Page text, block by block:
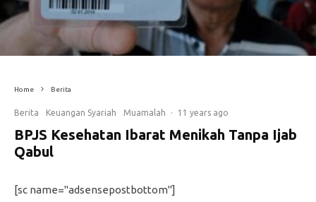
Home Berita
Berita Keuangan Syariah Muamalah · 11 years ago
BPJS Kesehatan Ibarat Menikah Tanpa Ijab
Qabul
[sc name="adsensepostbottom"]